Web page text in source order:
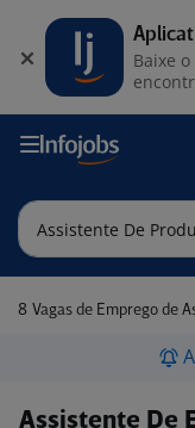
8 Vagas de Emprego de Assistente
Assistente De
Baixe